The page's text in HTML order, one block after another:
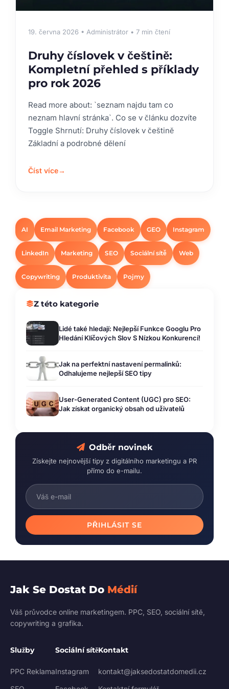
19. června 2026 • Administrátor • 7 min čtení
Druhy číslovek v češtině:
Kompletní přehled s příklady
pro rok 2026
Read more about: `seznam najdu tam co
neznam hlavní stránka`. Co se v článku dozvíte
Toggle Shrnutí: Druhy číslovek v češtině
Základní a podrobné dělení
Číst více→
AI Email Marketing Facebook GEO Instagram
LinkedIn Marketing SEO Sociální sítě Web
Copywriting Produktivita Pojmy
Z této kategorie
Lidé také hledají: Nejlepší Funkce Googlu Pro
Hledání Klíčových Slov S Nízkou Konkurencí!
Jak na perfektní nastavení permalinků:
Odhalujeme nejlepší SEO tipy
User-Generated Content (UGC) pro SEO:
Jak získat organický obsah od uživatelů
Odběr novinek
Získejte nejnovější tipy z digitálního marketingu a PR
přímo do e-mailu.
PŘIHLÁSIT SE
Jak Se Dostat Do Médií
Váš průvodce online marketingem. PPC, SEO, sociální sítě,
copywriting a grafika.
Služby
PPC Reklama
Sociální sítě
Instagram
Kontakt
kontakt@jaksedostatdomedii.cz